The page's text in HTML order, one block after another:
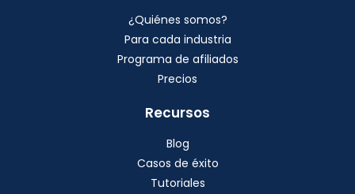
¿Quiénes somos?
Para cada industria
Programa de afiliados
Precios
Recursos
Blog
Casos de éxito
Tutoriales